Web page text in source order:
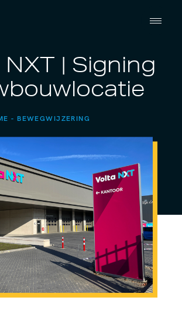
| Signing
BEWEGWIJZERING